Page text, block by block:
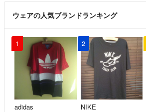
ウェアの人気ブランドランキング
1
adidas
2
NIKE